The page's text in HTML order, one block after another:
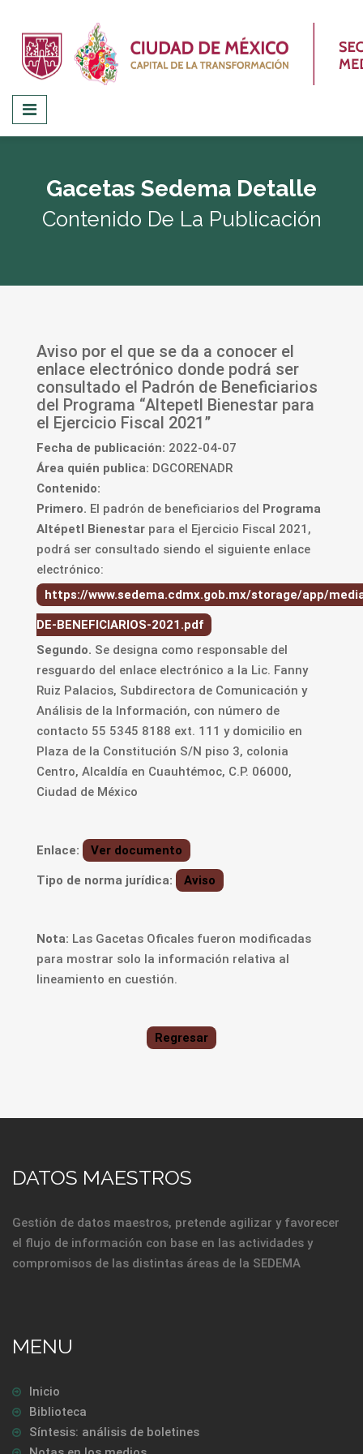
Gacetas Sedema Detalle
Contenido De La Publicación
Aviso por el que se da a conocer el
enlace electrónico donde podrá ser
consultado el Padrón de Beneficiarios
del Programa “Altepetl Bienestar para
el Ejercicio Fiscal 2021”
Fecha de publicación: 2022-04-07
Área quién publica: DGCORENADR
Contenido:
Primero. El padrón de beneficiarios del
Programa
Altépetl Bienestar para el Ejercicio Fiscal 2021,
podrá ser consultado siendo el siguiente enlace
electrónico:
https://www.sedema.cdmx.gob.mx/storage/app/media/
DE-BENEFICIARIOS-2021.pdf
Segundo. Se designa como responsable del
resguardo del enlace electrónico a la Lic. Fanny
Ruiz Palacios, Subdirectora de Comunicación y
Análisis de la Información, con número de
contacto 55 5345 8188 ext. 111 y domicilio en
Plaza de la Constitución S/N piso 3, colonia
Centro, Alcaldía en Cuauhtémoc, C.P. 06000,
Ciudad de México
Enlace: Ver documento
Tipo de norma jurídica: Aviso
Nota: Las Gacetas Oficales fueron modificadas
para mostrar solo la información relativa al
lineamiento en cuestión.
Regresar
DATOS MAESTROS
Gestión de datos maestros, pretende agilizar y favorecer
el flujo de información con base en las actividades y
compromisos de las distintas áreas de la SEDEMA
MENU
Inicio
Biblioteca
Síntesis: análisis de boletines